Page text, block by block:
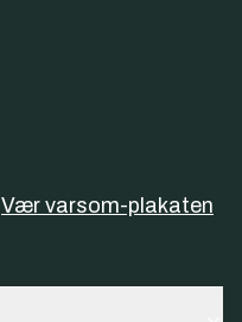
Vær varsom-plakaten